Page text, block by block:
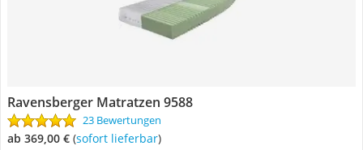
Ravensberger Matratzen 9588
23 Bewertungen
ab 369,00 € ( Sofort lieferbar)